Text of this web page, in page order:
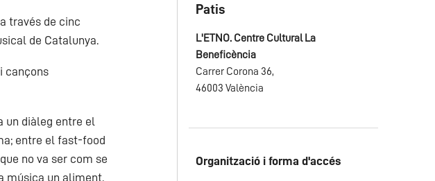
través de cinc
de Catalunya.
cançons
un diàleg entre el
entre el fast-food
no va ser com se
música un aliment.
Patis
L'ETNO. Centre Cultural La
Beneficència
Carrer Corona 36,
46003 València
Organització i forma d'accés